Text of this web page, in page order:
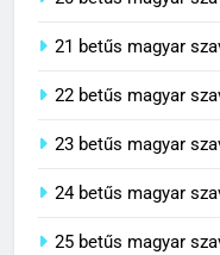
21 betűs magyar
22 betűs magyar
23 betűs magyar
24 betűs magyar
25 betűs magyar